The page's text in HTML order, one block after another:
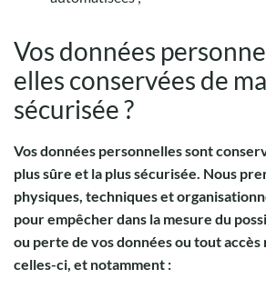
Vos données
elles conservées de
sécurisée ?
Vos données personnelles sont
plus sûre et la plus sécurisée. Nous
physiques, techniques et
pour empêcher dans la mesure du
ou perte de vos données ou tout accès
celles-ci, et notamment :